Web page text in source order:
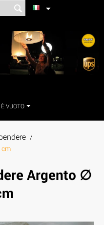
VUOTO
/
cm
Argento ∅